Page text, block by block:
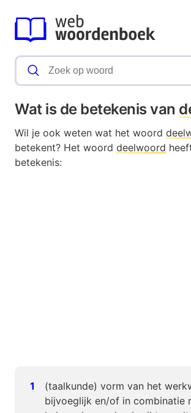
Wat is de betekenis van
Wil je ook weten wat het woord
betekent? Het woord deelwoord
betekenis:
(taalkunde) vorm van het
bijvoeglijk en/of in combinatie